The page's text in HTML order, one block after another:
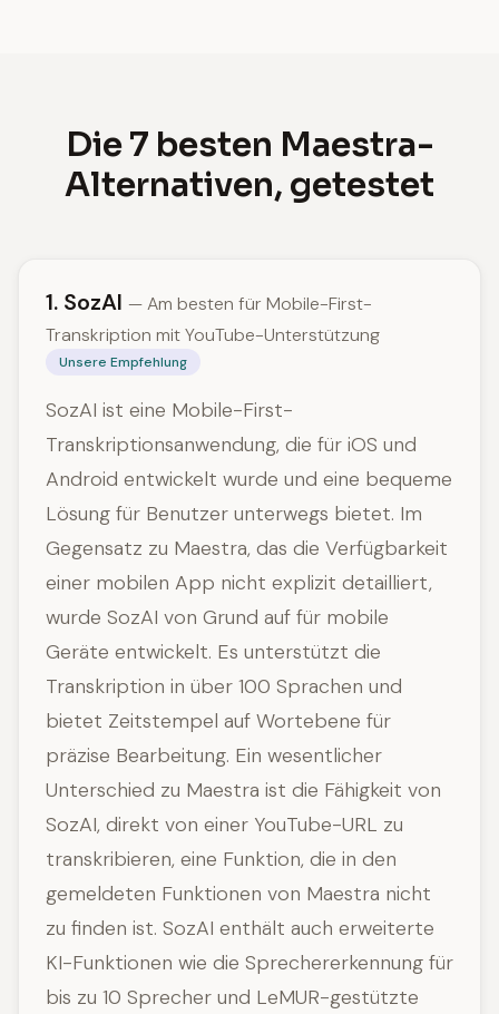
Die 7 besten Maestra-
Alternativen, getestet
1. SozAI — Am besten für Mobile-First-
Transkription mit YouTube-Unterstützung
Unsere Empfehlung
SozAI ist eine Mobile-First-
Transkriptionsanwendung, die für iOS und
Android entwickelt wurde und eine bequeme
Lösung für Benutzer unterwegs bietet. Im
Gegensatz zu Maestra, das die Verfügbarkeit
einer mobilen App nicht explizit detailliert,
wurde SozAI von Grund auf für mobile
Geräte entwickelt. Es unterstützt die
Transkription in über 100 Sprachen und
bietet Zeitstempel auf Wortebene für
präzise Bearbeitung. Ein wesentlicher
Unterschied zu Maestra ist die Fähigkeit von
SozAI, direkt von einer YouTube-URL zu
transkribieren, eine Funktion, die in den
gemeldeten Funktionen von Maestra nicht
zu finden ist. SozAI enthält auch erweiterte
KI-Funktionen wie die Sprechererkennung für
bis zu 10 Sprecher und LeMUR-gestützte